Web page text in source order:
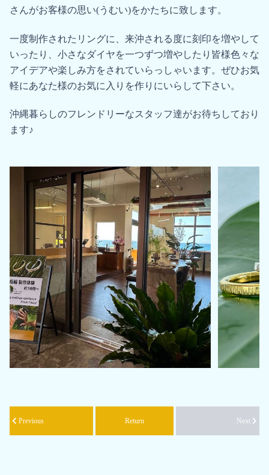
さんがお客様の思い(うむい)をかたちに致します。
一度制作されたリングに、来沖される度に刻印を増やして
いったり、小さなダイヤを一つずつ増やしたり皆様色々な
アイデアや楽しみ方をされていらっしゃいます。ぜひお気
軽にあなた様のお気に入りを作りにいらして下さい。
沖縄暮らしのフレンドリーなスタッフ達がお待ちしており
ます♪
Previous Return Next